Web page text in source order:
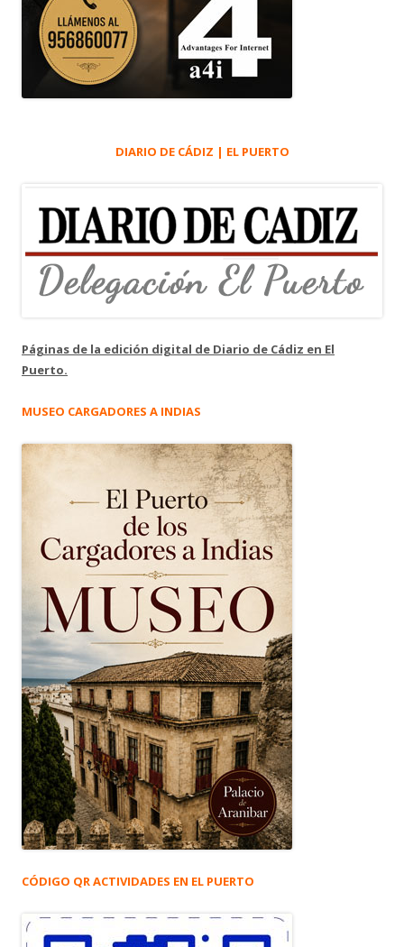
DIARIO DE CÁDIZ | EL PUERTO
Páginas de la edición digital de Diario de Cádiz en El
Puerto.
MUSEO CARGADORES A INDIAS
CÓDIGO QR ACTIVIDADES EN EL PUERTO